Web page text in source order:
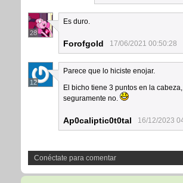
28
Es duro.
Forofgold 17/06/2021 00:50:28
12
Parece que lo hiciste enojar.
El bicho tiene 3 puntos en la
seguramente no.
Ap0caliptic0t0tal 16/12/2023
Conéctate para comentar